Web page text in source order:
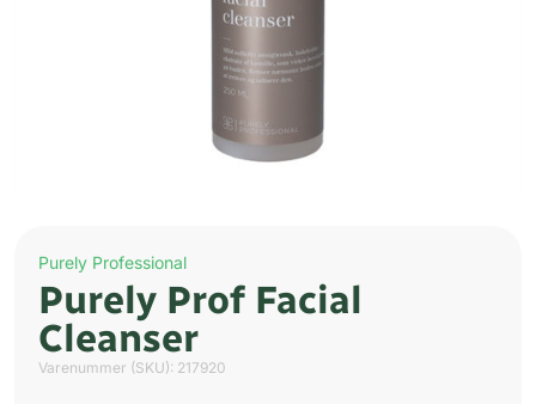
Purely Professional
Purely Prof Facial
Cleanser
Varenummer (SKU): 217920